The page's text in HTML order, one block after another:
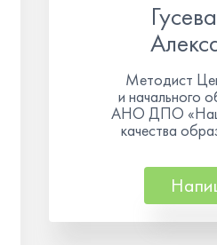
Методист
и начального
АНО ДПО
качества